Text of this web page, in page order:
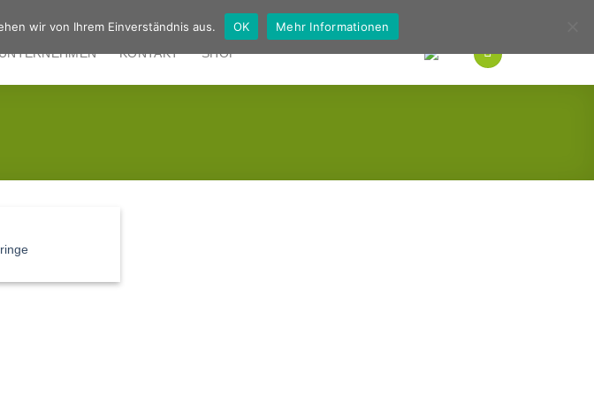
Deutsch
KONTAKT SHOP
wir von Ihrem Einverständnis aus. OK Mehr Informationen